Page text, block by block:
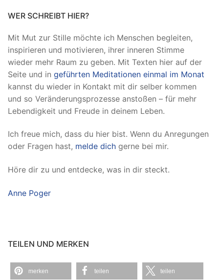
WER SCHREIBT HIER?
Mit Mut zur Stille möchte ich Menschen begleiten,
inspirieren und motivieren, ihrer inneren Stimme
wieder mehr Raum zu geben. Mit Texten hier auf der
Seite und in geführten Meditationen einmal im Monat
kannst du wieder in Kontakt mit dir selber kommen
und so Veränderungsprozesse anstoßen – für mehr
Lebendigkeit und Freude in deinem Leben.
Ich freue mich, dass du hier bist. Wenn du Anregungen
oder Fragen hast, melde dich gerne bei mir.
Höre dir zu und entdecke, was in dir steckt.
Anne Poger
TEILEN UND MERKEN
merken teilen teilen